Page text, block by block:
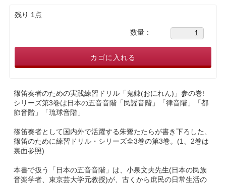
残り 1点
数量：
カゴに入れる
篠笛奏者のための実践練習ドリル「鬼錬(おにれん)」参の巻!
シリーズ第3巻は日本の五音音階「民謡音階」「律音階」「都
節音階」「琉球音階」
篠笛奏者として国内外で活躍する朱鷺たたらが書き下ろした、
篠笛のために練習ドリル・シリーズ全3巻の第3巻。(1、2巻は
裏面参照)
本書で扱う「日本の五音音階」は、小泉文夫先生(日本の民族
音楽学者、東京芸大学元教授)が、古くから庶民の日常生活の